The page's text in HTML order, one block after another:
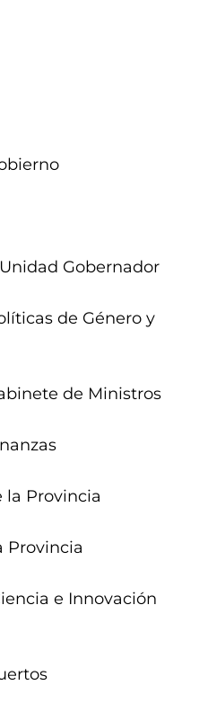
Gobernador
de Género y
de Ministros
la Provincia
Provincia
e Innovación